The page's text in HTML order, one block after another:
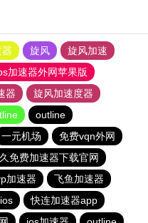
旋风
旋风加速
加速器外网苹果版
器
旋风加速度器
outline
一元机场
免费vqn外网
免费加速器下载官网
加速器
飞鱼加速器
快连加速器app